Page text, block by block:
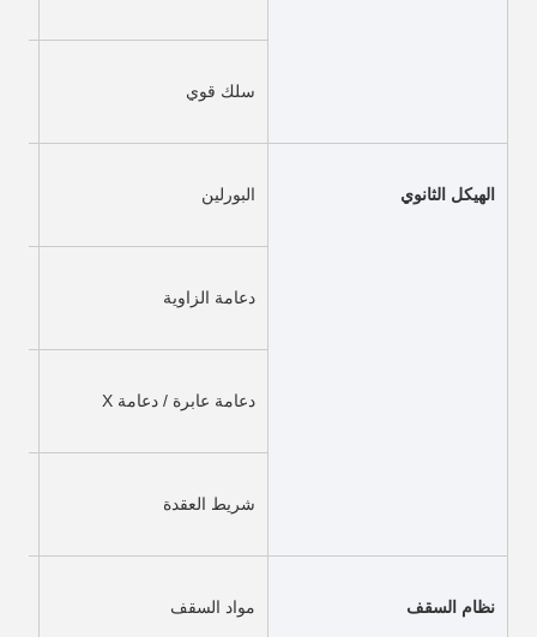
سلك قوي
الهيكل الثانوي البورلين
دعامة الزاوية
دعامة عابرة / دعامة X
شريط العقدة
نظام السقف مواد السقف